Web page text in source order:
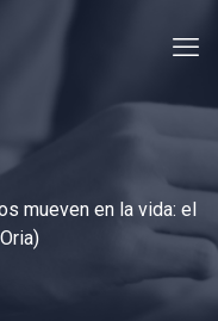
mueven en la vida: el